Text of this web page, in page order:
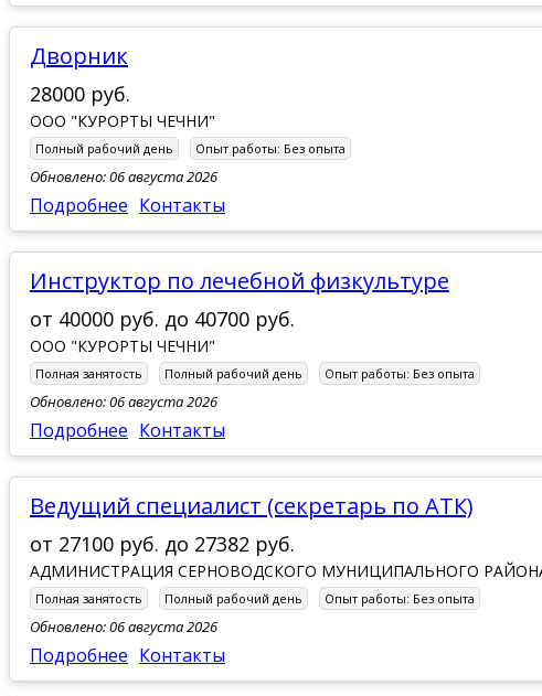
Дворник
28000 руб.
ООО "КУРОРТЫ ЧЕЧНИ"
Полный рабочий день Опыт работы: Без опыта
Обновлено: 06 августа 2026
Подробнее Контакты
Инструктор по лечебной физкультуре
от 40000 руб. до 40700 руб.
ООО "КУРОРТЫ ЧЕЧНИ"
Полная занятость Полный рабочий день Опыт работы: Без опыта
Обновлено: 06 августа 2026
Подробнее Контакты
Ведущий специалист (секретарь по АТК)
от 27100 руб. до 27382 руб.
АДМИНИСТРАЦИЯ СЕРНОВОДСКОГО МУНИЦИПАЛЬНОГО
Полная занятость Полный рабочий день Опыт работы: Без опыта
Обновлено: 06 августа 2026
Подробнее Контакты